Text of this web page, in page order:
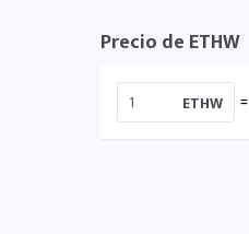
Precio de ETHW
ETHW =